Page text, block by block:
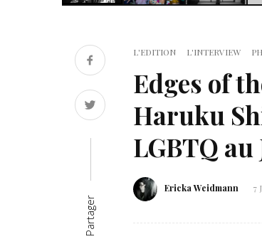
Partager
L'EDITION L'INTERVIEW
Edges of
Haruku
LGBTQ au
Ericka Weidmann 7